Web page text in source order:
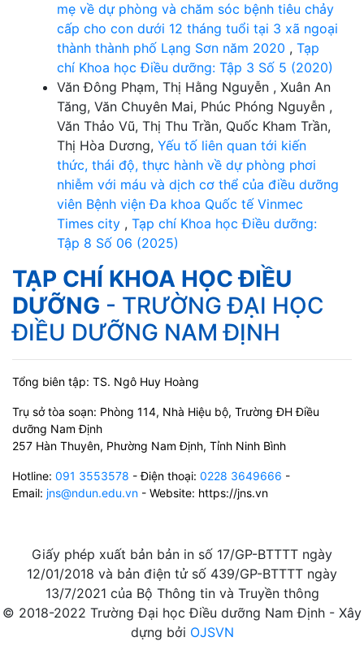
mẹ về dự phòng và chăm sóc bệnh tiêu chảy
cấp cho con dưới 12 tháng tuổi tại 3 xã ngoại
thành thành phố Lạng Sơn năm 2020 , Tạp
chí Khoa học Điều dưỡng: Tập 3 Số 5 (2020)
Văn Đông Phạm, Thị Hằng Nguyễn , Xuân An
Tăng, Văn Chuyên Mai, Phúc Phóng Nguyễn ,
Văn Thảo Vũ, Thị Thu Trần, Quốc Kham Trần,
Thị Hòa Dương, Yếu tố liên quan tới kiến
thức, thái độ, thực hành về dự phòng phơi
nhiễm với máu và dịch cơ thể của điều dưỡng
viên Bệnh viện Đa khoa Quốc tế Vinmec
Times city , Tạp chí Khoa học Điều dưỡng:
Tập 8 Số 06 (2025)
TẠP CHÍ KHOA HỌC ĐIỀU
DƯỠNG - TRƯỜNG ĐẠI HỌC
ĐIỀU DƯỠNG NAM ĐỊNH
Tổng biên tập: TS. Ngô Huy Hoàng
Trụ sở tòa soạn: Phòng 114, Nhà Hiệu bộ, Trường ĐH Điều
dưỡng Nam Định
257 Hàn Thuyên, Phường Nam Định, Tỉnh Ninh Bình
Hotline: 091 3553578 - Điện thoại: 0228 3649666 -
Email: jns@ndun.edu.vn - Website: https://jns.vn
Giấy phép xuất bản bản in số 17/GP-BTTTT ngày
12/01/2018 và bản điện tử số 439/GP-BTTTT ngày
13/7/2021 của Bộ Thông tin và Truyền thông
© 2018-2022 Trường Đại học Điều dưỡng Nam Định - Xây
dựng bởi OJSVN